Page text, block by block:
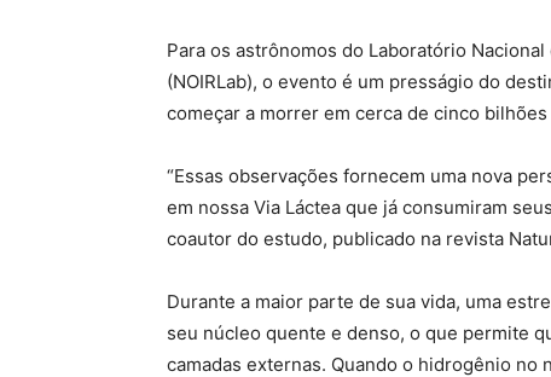
Para os astrônomos do Laboratório
(NOIRLab), o evento é um presságio do
começar a morrer em cerca de cinco bilhões
“Essas observações fornecem uma nova
em nossa Via Láctea que já consumiram
coautor do estudo, publicado na revista
Durante a maior parte de sua vida, uma
seu núcleo quente e denso, o que permite
camadas externas. Quando o hidrogênio no